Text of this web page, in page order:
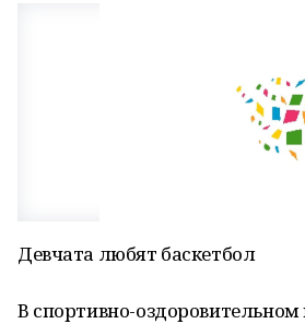
Девчата любят баскетбол
В спортивно-